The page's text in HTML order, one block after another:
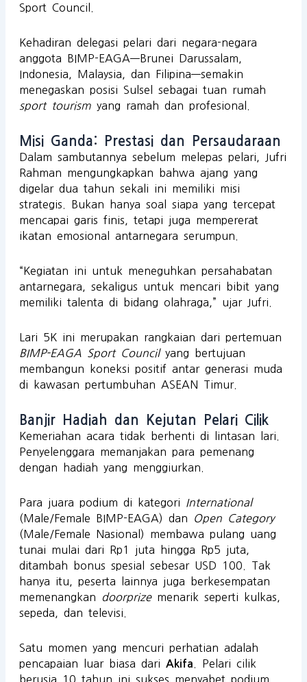
Sport Council.
Kehadiran delegasi pelari dari negara-negara
anggota BIMP-EAGA—Brunei Darussalam,
Indonesia, Malaysia, dan Filipina—semakin
menegaskan posisi Sulsel sebagai tuan rumah
sport tourismyang ramah dan profesional.
Misi Ganda: Prestasi dan Persaudaraan
Dalam sambutannya sebelum melepas pelari, Jufri
Rahman mengungkapkan bahwa ajang yang
digelar dua tahun sekali ini memiliki misi
strategis. Bukan hanya soal siapa yang tercepat
mencapai garis finis, tetapi juga mempererat
ikatan emosional antarnegara serumpun.
“Kegiatan ini untuk meneguhkan persahabatan
antarnegara, sekaligus untuk mencari bibit yang
memiliki talenta di bidang olahraga,” ujar Jufri.
Lari 5K ini merupakan rangkaian dari pertemuan
BIMP-EAGA Sport Councilyang bertujuan
membangun koneksi positif antar generasi muda
di kawasan pertumbuhan ASEAN Timur.
Banjir Hadiah dan Kejutan Pelari Cilik
Kemeriahan acara tidak berhenti di lintasan lari.
Penyelenggara memanjakan para pemenang
dengan hadiah yang menggiurkan.
Para juara podium di kategori International
(Male/Female BIMP-EAGA) dan
Open Category
(Male/Female Nasional) membawa pulang uang
tunai mulai dari Rp1 juta hingga Rp5 juta,
ditambah bonus spesial sebesar USD 100. Tak
hanya itu, peserta lainnya juga berkesempatan
memenangkan doorprizemenarik seperti kulkas,
sepeda, dan televisi.
Satu momen yang mencuri perhatian adalah
pencapaian luar biasa dari Akifa . Pelari cilik
berusia 10 tahun ini sukses menyabet podium